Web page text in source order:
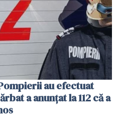
au efectuat
a anunțat la 112 că a